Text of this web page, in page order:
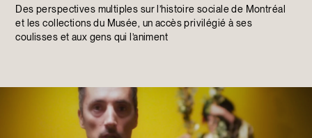
Tarifs
Accès
En cours et à venir
Expositions passées
Activités
Calendrier
Programmation Cultures autochtones
Colloques et symposiums
Collections en ligne
EncycloModeQC
Faire un don
Campagne annuelle
Devenir Membre Billets | Rabais 2 $
Des perspectives multiples sur l’histoire sociale de Montréal
et les collections du Musée, un accès privilégié à ses
coulisses et aux gens qui l’animent